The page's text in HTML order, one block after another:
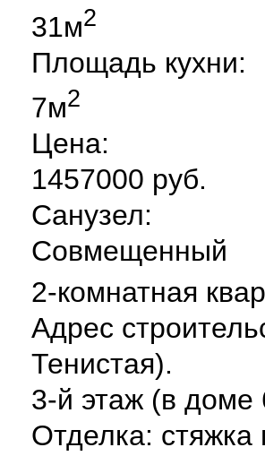
31м2
Площадь кухни:
7м2
Цена:
1457000 руб.
Санузел:
Совмещенный
2-комнатная
Адрес
Тенистая).
3-й этаж (в доме
Отделка: стяжка